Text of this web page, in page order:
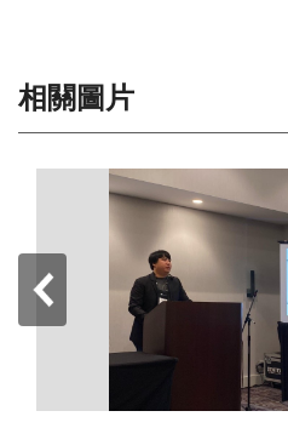
相關圖片